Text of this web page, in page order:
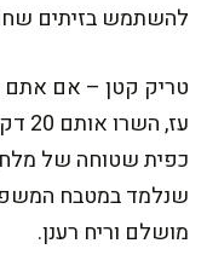
להשתמש בזיתים
טריק קטן – אם אתם
עז,
כפית שטוחה של
שנלמד במטבח
מושלם וריח רענן.